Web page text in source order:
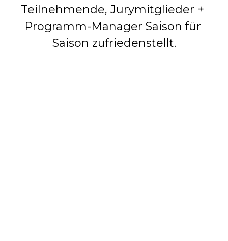
Teilnehmende, Jurymitglieder +
Programm-Manager Saison für
Saison zufriedenstellt.